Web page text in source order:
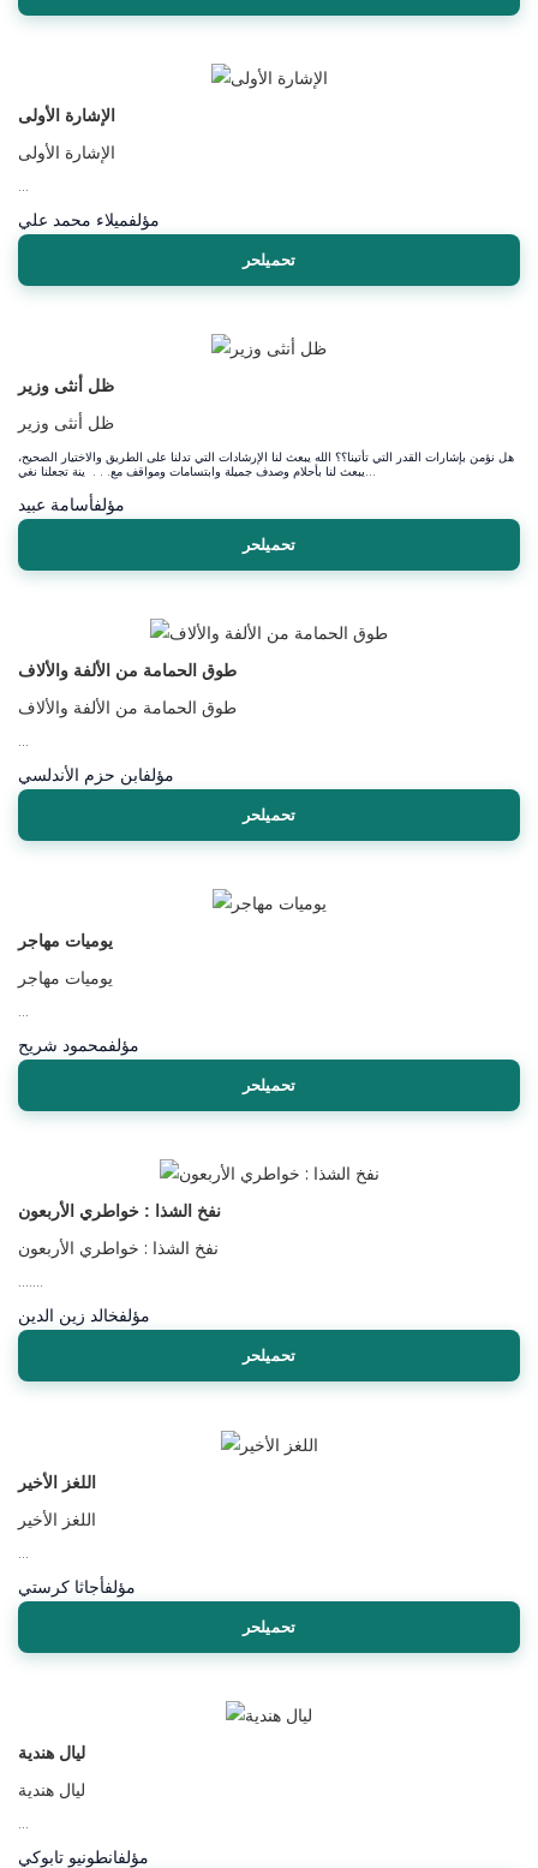
الإشارة الأولى
الإشارة الأولى
مؤلفميلاء محمد علي
تحميلحر
ظل أنثى وزير
ظل أنثى وزير
هل نؤمن بإشارات القدر التي تأتينا؟؟ الله يبعث لنا الإرشادات التي تدلنا على الطريق والاختيار الصحيح،
مؤلفأسامة عبيد
تحميلحر
طوق الحمامة من الألفة والألاف
طوق الحمامة من الألفة والألاف
مؤلفابن حزم الأندلسي
تحميلحر
يوميات مهاجر
يوميات مهاجر
مؤلفمحمود شريح
تحميلحر
نفخ الشذا : خواطري الأربعون
نفخ الشذا : خواطري الأربعون
…....
مؤلفخالد زين الدين
تحميلحر
اللغز الأخير
اللغز الأخير
مؤلفأجاثا كرستي
تحميلحر
ليال هندية
ليال هندية
مؤلفانطونيو تابوكي